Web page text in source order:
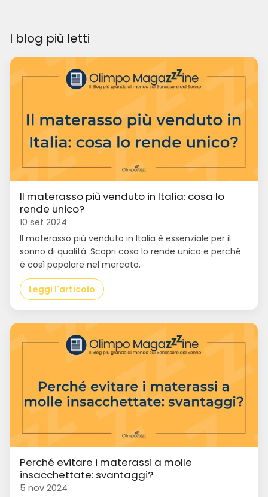
I blog più letti
Il materasso più venduto in Italia: cosa lo
rende unico?
10 set 2024
Il materasso più venduto in Italia è essenziale per il
sonno di qualità. Scopri cosa lo rende unico e perché
è così popolare nel mercato.
Leggi l'articolo
Perché evitare i materassi a molle
insacchettate: svantaggi?
5 nov 2024